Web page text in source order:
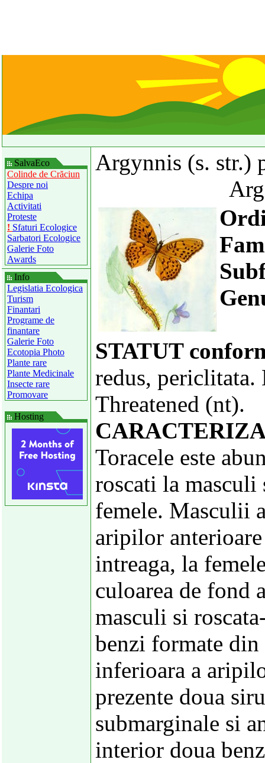
SalvaEco
Colinde de Crăciun
Despre noi
Echipa
Activitati
Proteste
! Sfaturi Ecologice
Sarbatori Ecologice
Galerie Foto
Awards
Info
Legislatia Ecologica
Turism
Finantari
Programe de
finantare
Galerie Foto
Ecotopia Photo
Plante rare
Plante Medicinale
Insecte rare
Promovare
Hosting
Argynnis (s. str.)
STATUT
redus,
Threatened (nt).
Toracele este
roscati la
femele. Masculii
aripilor
intreaga, la
culoarea de fond
masculi si
benzi formate din
inferioara a
prezente doua
submarginale si
interior doua